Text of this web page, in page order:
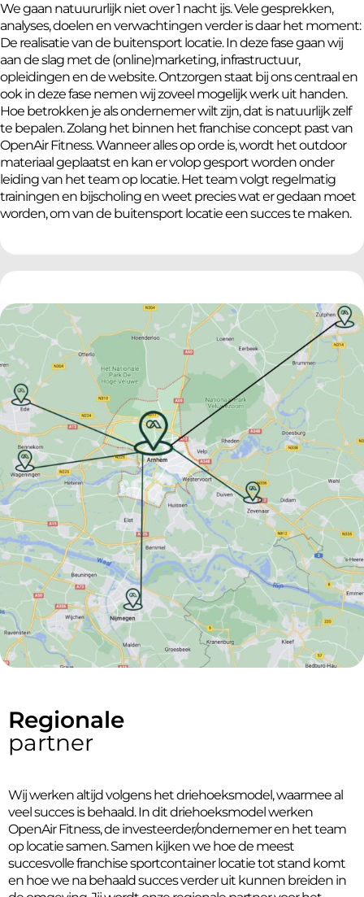
We gaan natuururlijk niet over 1 nacht ijs. Vele gesprekken,
analyses, doelen en verwachtingen verder is daar het moment:
De realisatie van de buitensport locatie. In deze fase gaan wij
aan de slag met de (online)marketing, infrastructuur,
opleidingen en de website. Ontzorgen staat bij ons centraal en
ook in deze fase nemen wij zoveel mogelijk werk uit handen.
Hoe betrokken je als ondernemer wilt zijn, dat is natuurlijk zelf
te bepalen. Zolang het binnen het franchise concept past van
OpenAir Fitness. Wanneer alles op orde is, wordt het outdoor
materiaal geplaatst en kan er volop gesport worden onder
leiding van het team op locatie. Het team volgt regelmatig
trainingen en bijscholing en weet precies wat er gedaan moet
worden, om van de buitensport locatie een succes te maken.
Regionale
partner
Wij werken altijd volgens het driehoeksmodel, waarmee al
veel succes is behaald. In dit driehoeksmodel werken
OpenAir Fitness, de investeerder/ondernemer en het team
op locatie samen. Samen kijken we hoe de meest
succesvolle franchise sportcontainer locatie tot stand komt
en hoe we na behaald succes verder uit kunnen breiden in